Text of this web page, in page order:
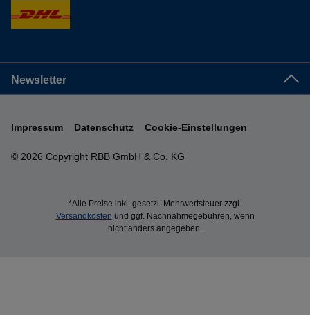
Newsletter
© 2026 Copyright RBB GmbH & Co. KG
Impressum Datenschutz Cookie-Einstellungen
*Alle Preise inkl. gesetzl. Mehrwertsteuer zzgl.
Versandkosten und ggf. Nachnahmegebühren, wenn
nicht anders angegeben.